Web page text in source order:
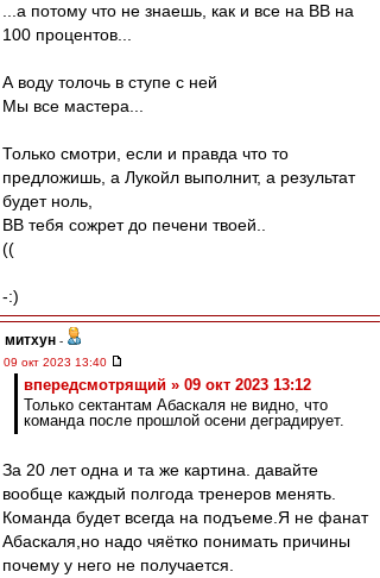
...а потому что не знаешь, как и все на ВВ на
100 процентов...
А воду толочь в ступе с ней
Мы все мастера...
Только смотри, если и правда что то
предложишь, а Лукойл выполнит, а результат
будет ноль,
ВВ тебя сожрет до печени твоей..
((
-:)
митхун -
09 окт 2023 13:40
впередсмотрящий » 09 окт 2023 13:12
Только сектантам Абаскаля не видно, что
команда после прошлой осени деградирует.
За 20 лет одна и та же картина. давайте
вообще каждый полгода тренеров менять.
Команда будет всегда на подъеме.Я не фанат
Абаскаля,но надо чяётко понимать причины
почему у него не получается.